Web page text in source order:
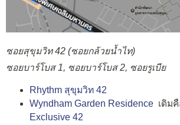
ซอยสุขุมวิท 42 (ซอยกล้วยน้ำไท)
ซอยบาร์โบส 1, ซอยบาร์โบส 2, ซอยรูเบีย
Rhythm สุขุมวิท 42
Wyndham Garden Residence เดิม
Exclusive 42